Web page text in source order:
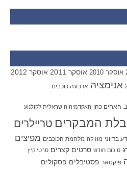
אוסקר 2010 אוסקר 2011 אוסקר 2012
אנימציה ארבעה כוכבים
האחים כהן האקדמיה הישראלית לקולנוע
המבקרים טריילרים
בדיוני מוזיקה מלחמת הכוכבים מפיצים
סיכום חודש סרטים קצרים סרטי קיץ
פיקסאר פסטיבלים פסקולים